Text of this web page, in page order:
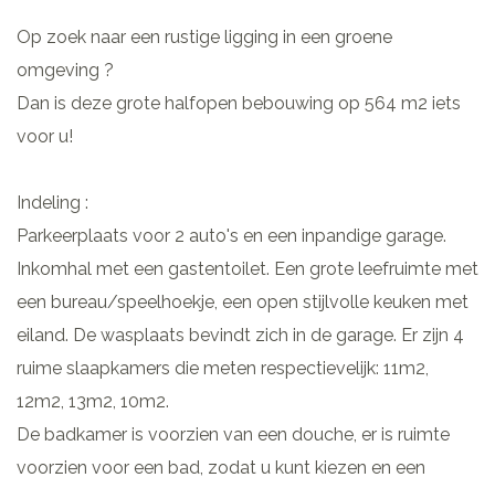
Op zoek naar een rustige ligging in een groene
omgeving ?
Dan is deze grote halfopen bebouwing op 564 m2 iets
voor u!
Indeling :
Parkeerplaats voor 2 auto's en een inpandige garage.
Inkomhal met een gastentoilet. Een grote leefruimte met
een bureau/speelhoekje, een open stijlvolle keuken met
eiland. De wasplaats bevindt zich in de garage. Er zijn 4
ruime slaapkamers die meten respectievelijk: 11m2,
12m2, 13m2, 10m2.
De badkamer is voorzien van een douche, er is ruimte
voorzien voor een bad, zodat u kunt kiezen en een